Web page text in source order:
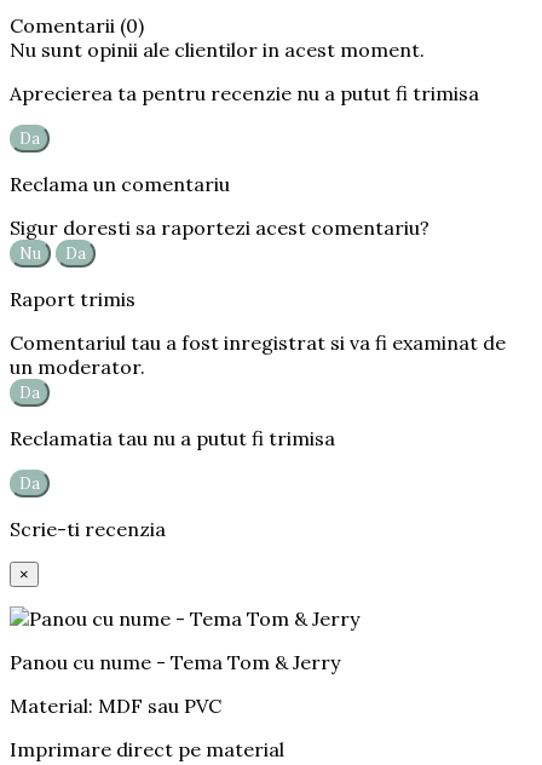
Comentarii (0)
Nu sunt opinii ale clientilor in acest moment.
Aprecierea ta pentru recenzie nu a putut fi trimisa
Da
Reclama un comentariu
Sigur doresti sa raportezi acest comentariu?
Nu Da
Raport trimis
Comentariul tau a fost inregistrat si va fi examinat de
un moderator.
Da
Reclamatia tau nu a putut fi trimisa
Da
Scrie-ti recenzia
×
Panou cu nume - Tema Tom & Jerry
Material: MDF sau PVC
Imprimare direct pe material